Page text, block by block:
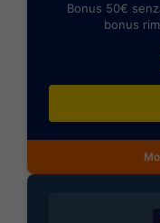
Bonus 50€
bonus